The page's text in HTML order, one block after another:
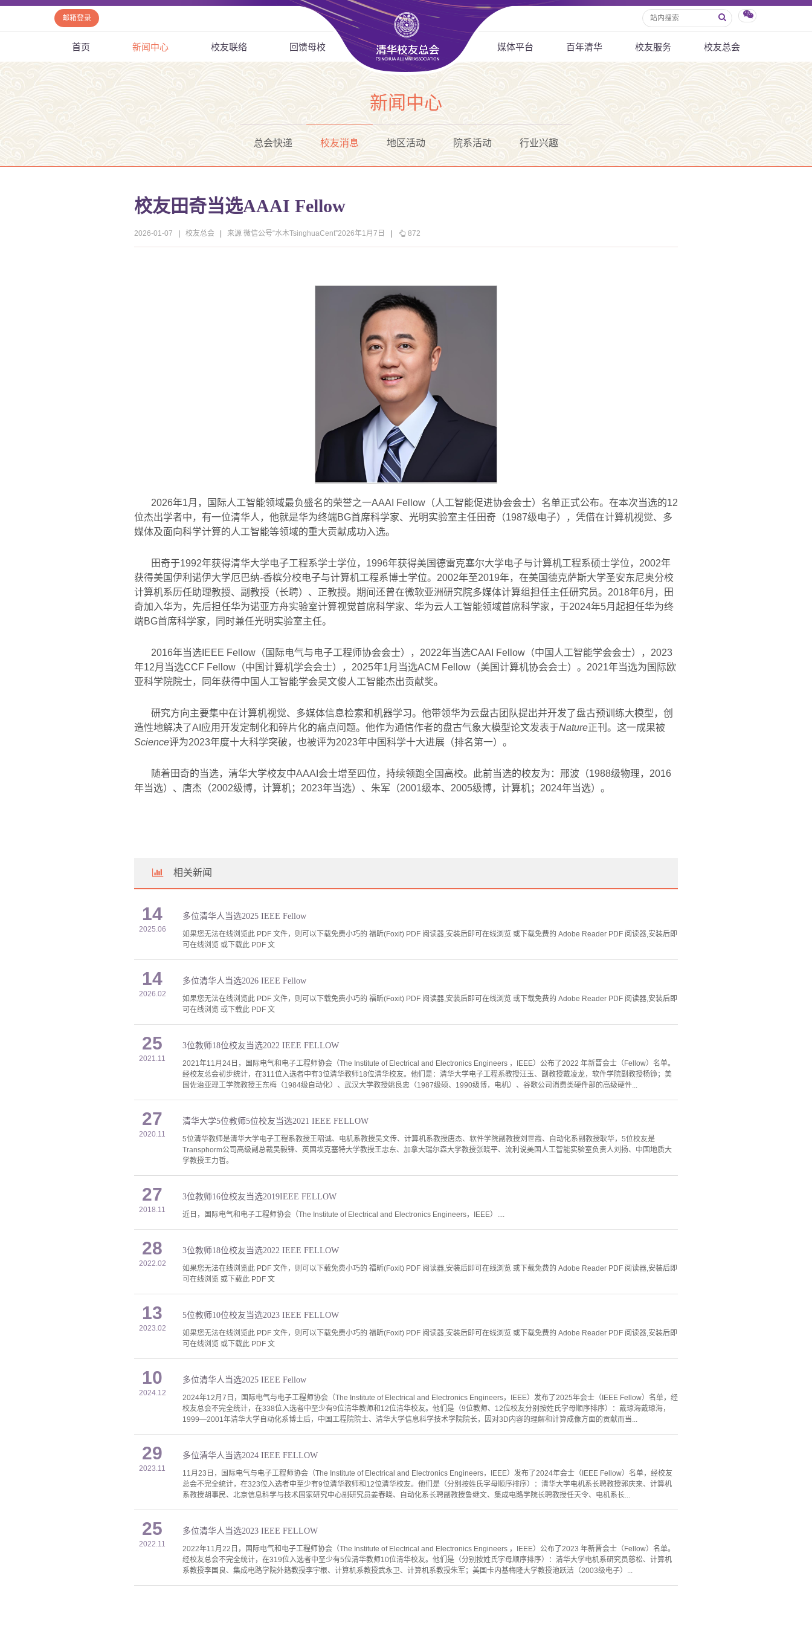
邮箱登录
首页 新闻中心 校友联络 回馈母校 媒体平台 百年清华 校友服务 校友总会
新闻中心
总会快递 校友消息 地区活动 院系活动 行业兴趣
校友田奇当选AAAI Fellow
2026-01-07 校友总会 来源 微信公号“水木TsinghuaCent”2026年1月7日 872
2026年1月，国际人工智能领域最负盛名的荣誉之一AAAI Fellow（人工智能促进协会会士）名单正式公布。在本次当选的12
位杰出学者中，有一位清华人，他就是华为终端BG首席科学家、光明实验室主任田奇（1987级电子），凭借在计算机视觉、多
媒体及面向科学计算的人工智能等领域的重大贡献成功入选。
田奇于1992年获得清华大学电子工程系学士学位，1996年获得美国德雷克塞尔大学电子与计算机工程系硕士学位，2002年
获得美国伊利诺伊大学厄巴纳-香槟分校电子与计算机工程系博士学位。2002年至2019年，在美国德克萨斯大学圣安东尼奥分校
计算机系历任助理教授、副教授（长聘）、正教授。期间还曾在微软亚洲研究院多媒体计算组担任主任研究员。2018年6月，田
奇加入华为，先后担任华为诺亚方舟实验室计算视觉首席科学家、华为云人工智能领域首席科学家，于2024年5月起担任华为终
端BG首席科学家，同时兼任光明实验室主任。
2016年当选IEEE Fellow（国际电气与电子工程师协会会士），2022年当选CAAI Fellow（中国人工智能学会会士），2023
年12月当选CCF Fellow（中国计算机学会会士），2025年1月当选ACM Fellow（美国计算机协会会士）。2021年当选为国际欧
亚科学院院士，同年获得中国人工智能学会吴文俊人工智能杰出贡献奖。
研究方向主要集中在计算机视觉、多媒体信息检索和机器学习。他带领华为云盘古团队提出并开发了盘古预训练大模型，创
造性地解决了AI应用开发定制化和碎片化的痛点问题。他作为通信作者的盘古气象大模型论文发表于Nature正刊。这一成果被
Science评为2023年度十大科学突破，也被评为2023年中国科学十大进展（排名第一）。
随着田奇的当选，清华大学校友中AAAI会士增至四位，持续领跑全国高校。此前当选的校友为：邢波（1988级物理，2016
年当选）、唐杰（2002级博，计算机；2023年当选）、朱军（2001级本、2005级博，计算机；2024年当选）。
相关新闻
14
2025.06
多位清华人当选2025 IEEE Fellow
如果您无法在线浏览此 PDF 文件，则可以下载免费小巧的 福昕(Foxit) PDF 阅读器,安装后即可在线浏览 或下载免费的 Adobe Reader PDF 阅读器,安装后即
可在线浏览 或下载此 PDF 文
14
2026.02
多位清华人当选2026 IEEE Fellow
如果您无法在线浏览此 PDF 文件，则可以下载免费小巧的 福昕(Foxit) PDF 阅读器,安装后即可在线浏览 或下载免费的 Adobe Reader PDF 阅读器,安装后即
可在线浏览 或下载此 PDF 文
25
2021.11
3位教师18位校友当选2022 IEEE FELLOW
2021年11月24日，国际电气和电子工程师协会（The Institute of Electrical and Electronics Engineers ，IEEE）公布了2022 年新晋会士（Fellow）名单。
经校友总会初步统计，在311位入选者中有3位清华教师18位清华校友。他们是：清华大学电子工程系教授汪玉、副教授戴凌龙，软件学院副教授杨铮；美
国佐治亚理工学院教授王东梅（1984级自动化）、武汉大学教授姚良忠（1987级硕、1990级博，电机）、谷歌公司消费类硬件部的高级硬件...
27
2020.11
清华大学5位教师5位校友当选2021 IEEE FELLOW
5位清华教师是清华大学电子工程系教授王昭诚、电机系教授吴文传、计算机系教授唐杰、软件学院副教授刘世霞、自动化系副教授耿华，5位校友是
Transphorm公司高级副总裁吴毅锋、英国埃克塞特大学教授王忠东、加拿大瑞尔森大学教授张晓平、流利说美国人工智能实验室负责人刘扬、中国地质大
学教授王力哲。
27
2018.11
3位教师16位校友当选2019IEEE FELLOW
近日，国际电气和电子工程师协会（The Institute of Electrical and Electronics Engineers，IEEE）....
28
2022.02
3位教师18位校友当选2022 IEEE FELLOW
如果您无法在线浏览此 PDF 文件，则可以下载免费小巧的 福昕(Foxit) PDF 阅读器,安装后即可在线浏览 或下载免费的 Adobe Reader PDF 阅读器,安装后即
可在线浏览 或下载此 PDF 文
13
2023.02
5位教师10位校友当选2023 IEEE FELLOW
如果您无法在线浏览此 PDF 文件，则可以下载免费小巧的 福昕(Foxit) PDF 阅读器,安装后即可在线浏览 或下载免费的 Adobe Reader PDF 阅读器,安装后即
可在线浏览 或下载此 PDF 文
10
2024.12
多位清华人当选2025 IEEE Fellow
2024年12月7日，国际电气与电子工程师协会（The Institute of Electrical and Electronics Engineers，IEEE）发布了2025年会士（IEEE Fellow）名单，经
校友总会不完全统计，在338位入选者中至少有9位清华教师和12位清华校友。他们是（9位教师、12位校友分别按姓氏字母顺序排序）：戴琼海戴琼海，
1999—2001年清华大学自动化系博士后，中国工程院院士、清华大学信息科学技术学院院长，因对3D内容的理解和计算成像方面的贡献而当...
29
2023.11
多位清华人当选2024 IEEE FELLOW
11月23日，国际电气与电子工程师协会（The Institute of Electrical and Electronics Engineers，IEEE）发布了2024年会士（IEEE Fellow）名单，经校友
总会不完全统计，在323位入选者中至少有9位清华教师和12位清华校友。他们是（分别按姓氏字母顺序排序）：清华大学电机系长聘教授郭庆来、计算机
系教授胡事民、北京信息科学与技术国家研究中心副研究员姜春晓、自动化系长聘副教授鲁继文、集成电路学院长聘教授任天令、电机系长...
25
2022.11
多位清华人当选2023 IEEE FELLOW
2022年11月22日，国际电气和电子工程师协会（The Institute of Electrical and Electronics Engineers ，IEEE）公布了2023 年新晋会士（Fellow）名单。
经校友总会不完全统计，在319位入选者中至少有5位清华教师10位清华校友。他们是（分别按姓氏字母顺序排序）：清华大学电机系研究员慈松、计算机
系教授李国良、集成电路学院外籍教授李宇根、计算机系教授武永卫、计算机系教授朱军；美国卡内基梅隆大学教授池跃洁（2003级电子）...